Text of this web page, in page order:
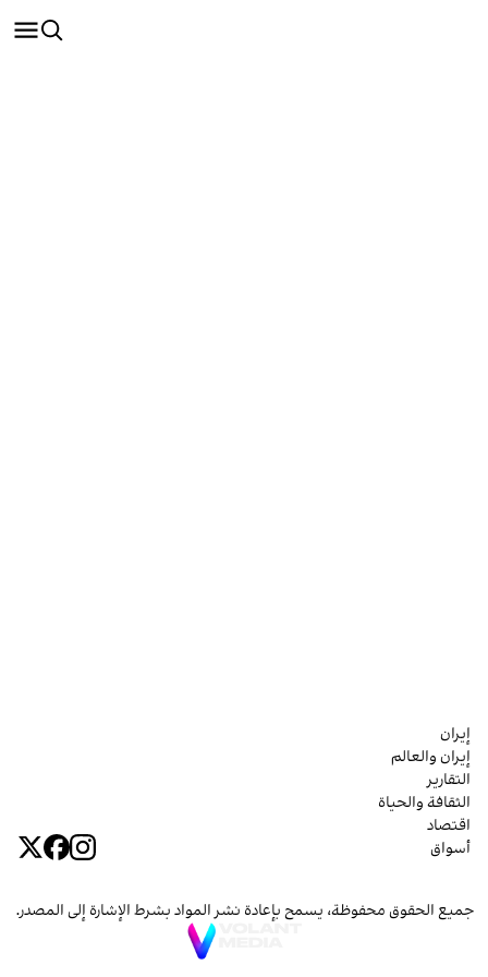
إيران
إيران والعالم
التقارير
الثقافة والحياة
اقتصاد
أسواق
جميع الحقوق محفوظة، يسمح بإعادة نشر المواد بشرط الإشارة إلى المصدر.